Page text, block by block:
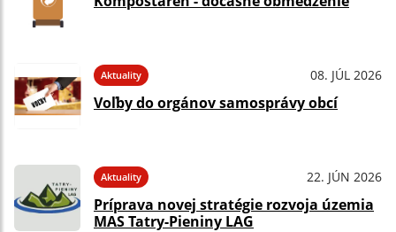
Aktuality 08. JÚL 2026
Voľby do orgánov samosprávy obcí
Aktuality 22. JÚN 2026
Príprava novej stratégie rozvoja územia
MAS Tatry-Pieniny LAG